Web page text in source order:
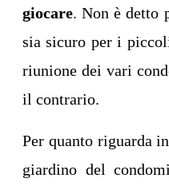
giocare. Non è detto
sia sicuro per i
riunione dei vari
il contrario.
Per quanto riguarda
giardino del